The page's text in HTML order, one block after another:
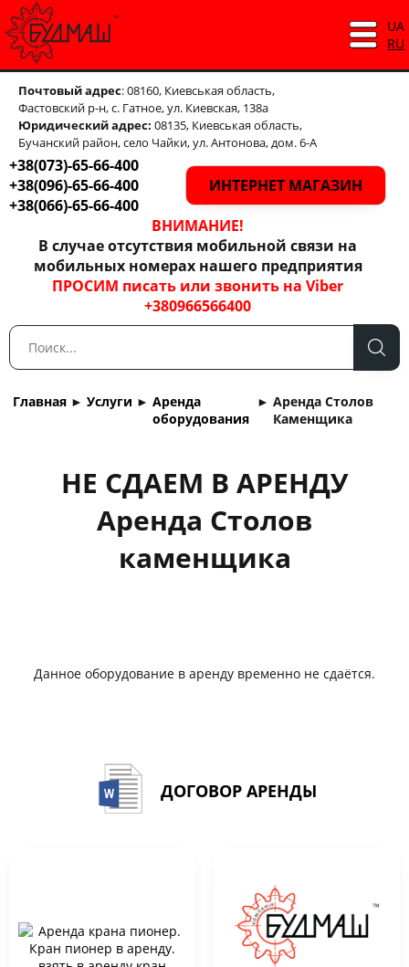
Почтовый адрес: 08160, Киевськая область,
Фастовский р-н, с. Гатное, ул. Киевская, 138а
Юридический адрес: 08135, Киевськая область,
Бучанский район, село Чайки, ул. Антонова, дом. 6-А
+38(073)-65-66-400
+38(096)-65-66-400
+38(066)-65-66-400
ИНТЕРНЕТ МАГАЗИН
ВНИМАНИЕ!
В случае отсутствия мобильной связи на
мобильных номерах нашего предприятия
ПРОСИМ писать или звонить на Viber
+380966566400
UA
RU
Главная ► Услуги ► Аренда
оборудования
► Аренда Столов
Каменщика
НЕ СДАЕМ В АРЕНДУ
Аренда Столов
каменщика
Данное оборудование в аренду временно не сдаётся.
ДОГОВОР АРЕНДЫ